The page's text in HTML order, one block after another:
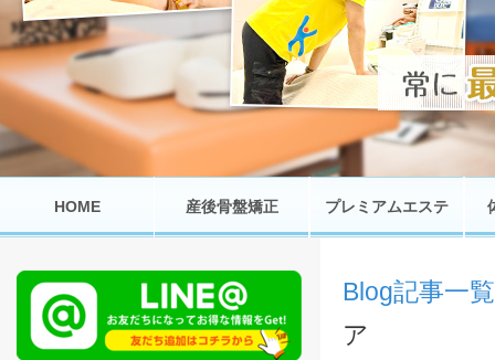
HOME 産後骨盤矯正 プレミアムエステ
Blog記事一覧
ア